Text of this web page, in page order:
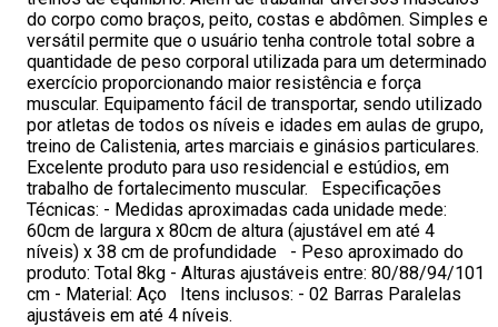
do corpo como braços, peito, costas e abdômen. Simples e
versátil permite que o usuário tenha controle total sobre a
quantidade de peso corporal utilizada para um determinado
exercício proporcionando maior resistência e força
muscular. Equipamento fácil de transportar, sendo utilizado
por atletas de todos os níveis e idades em aulas de grupo,
treino de Calistenia, artes marciais e ginásios particulares.
Excelente produto para uso residencial e estúdios, em
trabalho de fortalecimento muscular. Especificações
Técnicas: - Medidas aproximadas cada unidade mede:
60cm de largura x 80cm de altura (ajustável em até 4
níveis) x 38 cm de profundidade - Peso aproximado do
produto: Total 8kg - Alturas ajustáveis entre: 80/88/94/101
cm - Material: Aço Itens inclusos: - 02 Barras Paralelas
ajustáveis em até 4 níveis.